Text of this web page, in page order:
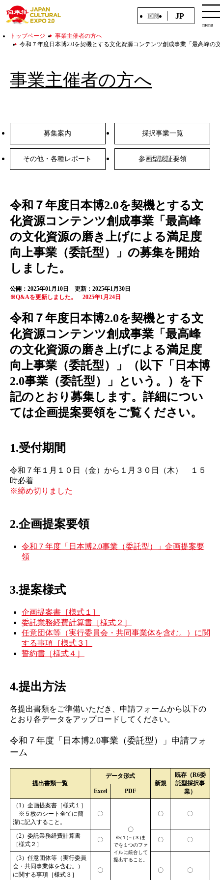
EN JP
menu
トップページ
事業主催者の方へ
令和７年度日本博2.0を契機とする文化資源コンテンツ創成事業「最高峰
事業主催者の方へ
募集案内 採択事業一覧
その他・各種レポート 参画型認証要領
令和７年度日本博2.0を契機とする文
化資源コンテンツ創成事業「最高峰
の文化資源の磨き上げによる満足度
向上事業（委託型）」の募集を開始
しました。
公開：2025年01月10日 更新：2025年1月30日
※Q&Aを更新しました。 2025年1月24日
令和７年度日本博2.0を契機とする文
化資源コンテンツ創成事業「最高峰
の文化資源の磨き上げによる満足度
向上事業（委託型）」（以下「日本博
2.0事業（委託型）」という。）を下
記のとおり募集します。詳細につい
ては企画提案要領をご覧ください。
1.受付期間
令和７年１月１０日（金）から１月３０日（木） １５
時必着
※締め切りました
2.企画提案要領
令和７年度「日本博2.0事業（委託型）」企画提案要
領
3.提案様式
企画提案書［様式１］
委託業務経費計算書［様式２］
任意団体等（実行委員会・共同事業体を含む。）に関
する事項［様式３］
誓約書［様式４］
4.提出方法
各提出書類をご準備いただき、申請フォームから以下の
とおり各データをアップロードしてください。
令和７年度「日本博2.0事業（委託型）」申請フォ
ーム
提出書類一覧
データ形式
新規
既存（R6委
託型採択事
業）
Excel PDF
（1）企画提案書［様式１］
※５枚のシート全てに簡
潔に記入すること。
〇
〇
※(１)～(３)ま
でを１つのファ
イルに統合して
提出すること。
〇 〇
（2）委託業務経費計算書
［様式２］
〇 〇 〇
（3）任意団体等（実行委員
会・共同事業体を含む。）
に関する事項［様式３］
〇 〇 〇